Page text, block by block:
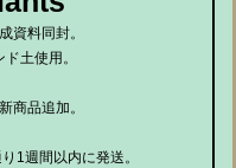
資料同封。
土使用。
商品追加。
1週間以内に発送。